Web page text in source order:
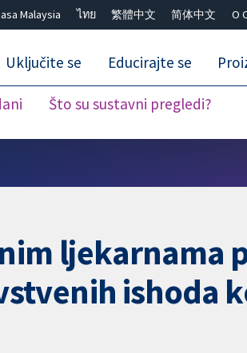
Malaysia ไทย 繁體中文 简体中文 O
Što su sustavni pregledi?
Uključite se Educirajte se
ljekarnama
ishoda